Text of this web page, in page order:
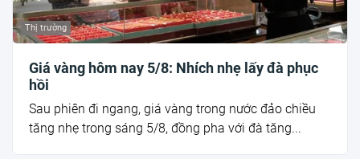
Thị trường
Giá vàng hôm nay 5/8: Nhích nhẹ lấy đà phục
hồi
Sau phiên đi ngang, giá vàng trong nước đảo chiều
tăng nhẹ trong sáng 5/8, đồng pha với đà tăng...